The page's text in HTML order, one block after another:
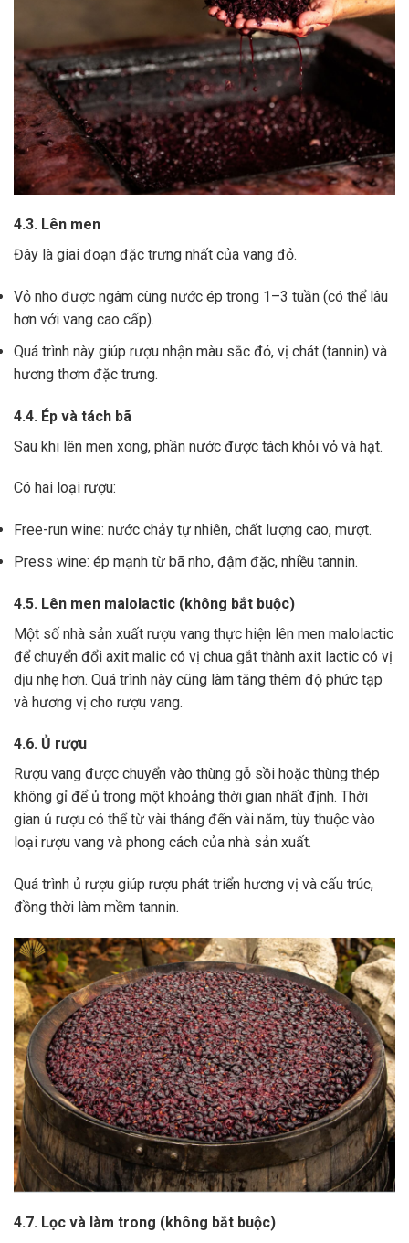
4.3. Lên men
Đây là giai đoạn đặc trưng nhất của vang đỏ.
Vỏ nho được ngâm cùng nước ép trong 1–3 tuần (có thể lâu
hơn với vang cao cấp).
Quá trình này giúp rượu nhận màu sắc đỏ, vị chát (tannin) và
hương thơm đặc trưng.
4.4. Ép và tách bã
Sau khi lên men xong, phần nước được tách khỏi vỏ và hạt.
Có hai loại rượu:
Free-run wine: nước chảy tự nhiên, chất lượng cao, mượt.
Press wine: ép mạnh từ bã nho, đậm đặc, nhiều tannin.
4.5. Lên men malolactic (không bắt buộc)
Một số nhà sản xuất rượu vang thực hiện lên men malolactic
để chuyển đổi axit malic có vị chua gắt thành axit lactic có vị
dịu nhẹ hơn. Quá trình này cũng làm tăng thêm độ phức tạp
và hương vị cho rượu vang.
4.6. Ủ rượu
Rượu vang được chuyển vào thùng gỗ sồi hoặc thùng thép
không gỉ để ủ trong một khoảng thời gian nhất định. Thời
gian ủ rượu có thể từ vài tháng đến vài năm, tùy thuộc vào
loại rượu vang và phong cách của nhà sản xuất.
Quá trình ủ rượu giúp rượu phát triển hương vị và cấu trúc,
đồng thời làm mềm tannin.
4.7. Lọc và làm trong (không bắt buộc)